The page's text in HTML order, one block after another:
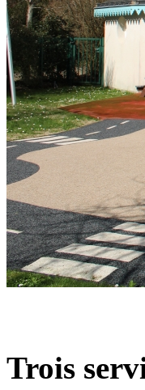
Trois